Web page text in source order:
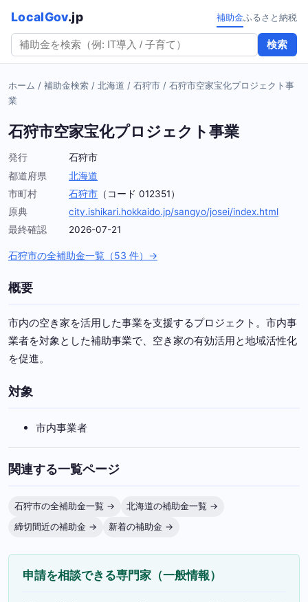
LocalGov.jp
検索
補助金ふるさと納税
ホーム / 補助金検索 / 北海道 / 石狩市 / 石狩市空家宝化プロジェクト事
業
石狩市空家宝化プロジェクト事業
発行
石狩市
都道府県
北海道
市町村
石狩市 （コード 012351）
原典
city.ishikari.hokkaido.jp/sangyo/josei/index.html
最終確認
2026-07-21
石狩市の全補助金一覧（53 件）→
概要
市内の空き家を活用した事業を支援するプロジェクト。市内事
業者を対象とした補助事業で、空き家の有効活用と地域活性化
を促進。
対象
市内事業者
関連する一覧ページ
石狩市の全補助金一覧 →
北海道の補助金一覧 →
締切間近の補助金 →
新着の補助金 →
申請を相談できる専門家（一般情報）